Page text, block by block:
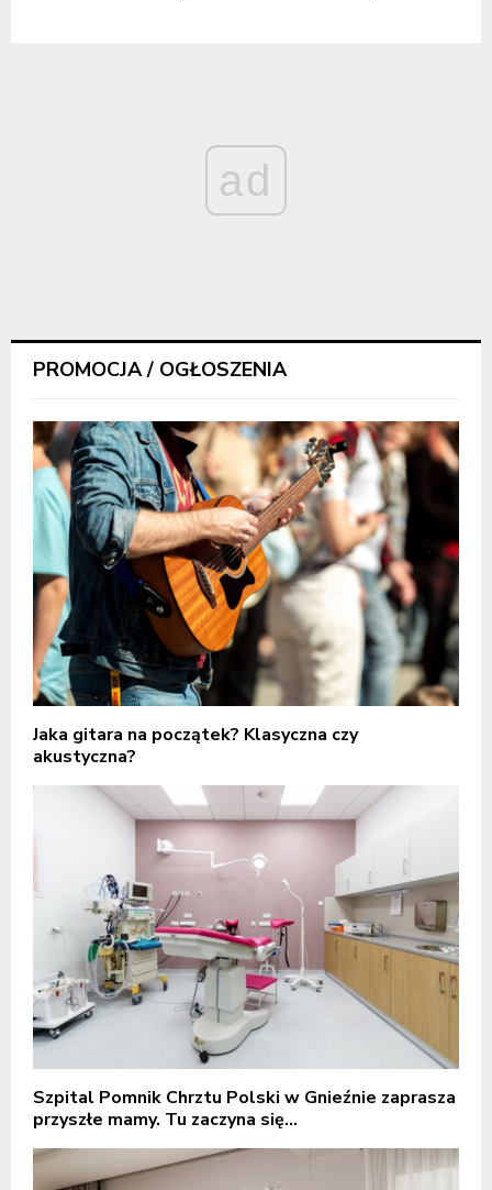
ad
PROMOCJA / OGŁOSZENIA
Jaka gitara na początek? Klasyczna czy
akustyczna?
Szpital Pomnik Chrztu Polski w Gnieźnie zaprasza
przyszłe mamy. Tu zaczyna się...